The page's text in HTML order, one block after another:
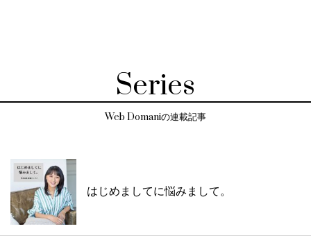
Series
Web Domaniの連載記事
はじめましてに悩みまして。